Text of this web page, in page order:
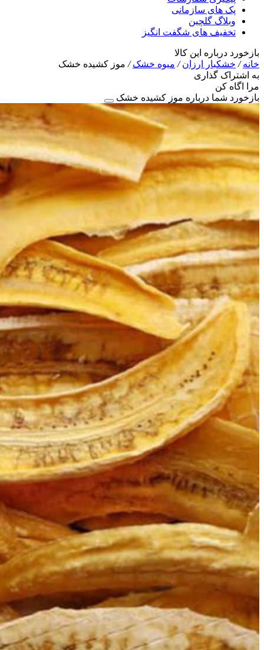
پک های سازمانی
وبلاگ گلچین
تخفیف های شگفت انگیز
بازخورد درباره این کالا
خانه/ خشکبار ارزان/ میوه خشک/ موز کشیده خشک
به اشتراک گذاری
مرا اگاه کن
بازخورد شما درباره موز کشیده خشک